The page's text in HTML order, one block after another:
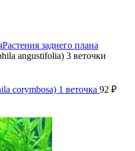
Растения заднего плана
angustifolia) 3 веточки
corymbosa) 1 веточка 92 ₽